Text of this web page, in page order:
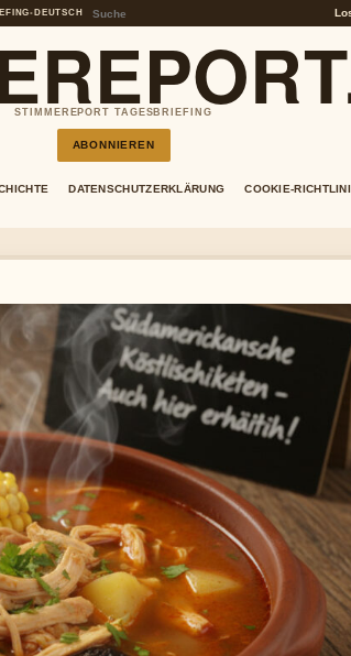
• DEUTSCH
STIMMEREPORT TAGESBRIEFING
ABONNIEREN
DATENSCHUTZERKLÄRUNG COOKIE-